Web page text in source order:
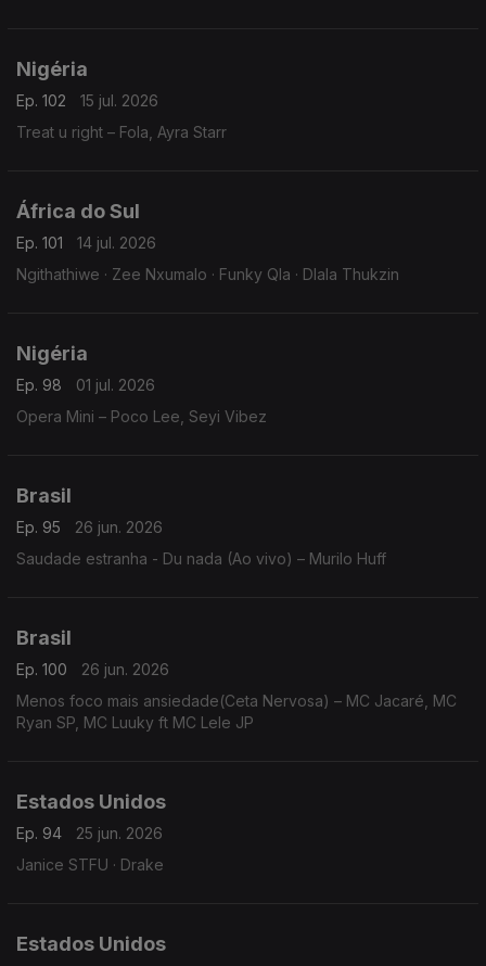
Nigéria
Ep. 102
15 jul. 2026
Treat u right – Fola, Ayra Starr
África do Sul
Ep. 101
14 jul. 2026
Ngithathiwe · Zee Nxumalo · Funky Qla · Dlala Thukzin
Nigéria
Ep. 98
01 jul. 2026
Opera Mini – Poco Lee, Seyi Vibez
Brasil
Ep. 95
26 jun. 2026
Saudade estranha - Du nada (Ao vivo) – Murilo Huff
Brasil
Ep. 100
26 jun. 2026
Menos foco mais ansiedade(Ceta Nervosa) – MC Jacaré, MC
Ryan SP, MC Luuky ft MC Lele JP
Estados Unidos
Ep. 94
25 jun. 2026
Janice STFU · Drake
Estados Unidos